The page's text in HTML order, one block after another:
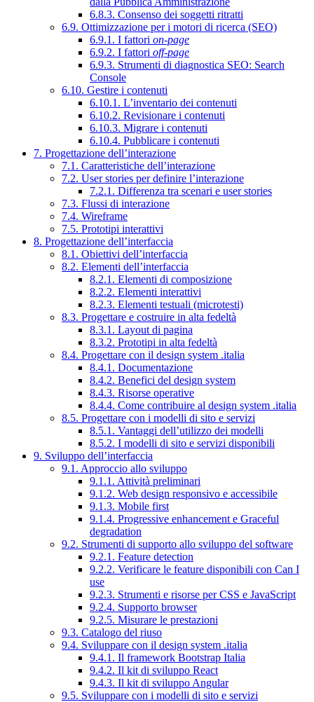
6.8.3. Consenso dei soggetti ritratti
6.9. Ottimizzazione per i motori di ricerca (SEO)
6.9.1. I fattori on-page
6.9.2. I fattori off-page
6.9.3. Strumenti di diagnostica SEO: Search
Console
6.10. Gestire i contenuti
6.10.1. L’inventario dei contenuti
6.10.2. Revisionare i contenuti
6.10.3. Migrare i contenuti
6.10.4. Pubblicare i contenuti
7. Progettazione dell’interazione
7.1. Caratteristiche dell’interazione
7.2. User stories per definire l’interazione
7.2.1. Differenza tra scenari e user stories
7.3. Flussi di interazione
7.4. Wireframe
7.5. Prototipi interattivi
8. Progettazione dell’interfaccia
8.1. Obiettivi dell’interfaccia
8.2. Elementi dell’interfaccia
8.2.1. Elementi di composizione
8.2.2. Elementi interattivi
8.2.3. Elementi testuali (microtesti)
8.3. Progettare e costruire in alta fedeltà
8.3.1. Layout di pagina
8.3.2. Prototipi in alta fedeltà
8.4. Progettare con il design system .italia
8.4.1. Documentazione
8.4.2. Benefici del design system
8.4.3. Risorse operative
8.4.4. Come contribuire al design system .italia
8.5. Progettare con i modelli di sito e servizi
8.5.1. Vantaggi dell’utilizzo dei modelli
8.5.2. I modelli di sito e servizi disponibili
9. Sviluppo dell’interfaccia
9.1. Approccio allo sviluppo
9.1.1. Attività preliminari
9.1.2. Web design responsivo e accessibile
9.1.3. Mobile first
9.1.4. Progressive enhancement e Graceful
degradation
9.2. Strumenti di supporto allo sviluppo del software
9.2.1. Feature detection
9.2.2. Verificare le feature disponibili con Can I
use
9.2.3. Strumenti e risorse per CSS e JavaScript
9.2.4. Supporto browser
9.2.5. Misurare le prestazioni
9.3. Catalogo del riuso
9.4. Sviluppare con il design system .italia
9.4.1. Il framework Bootstrap Italia
9.4.2. Il kit di sviluppo React
9.4.3. Il kit di sviluppo Angular
9.5. Sviluppare con i modelli di sito e servizi